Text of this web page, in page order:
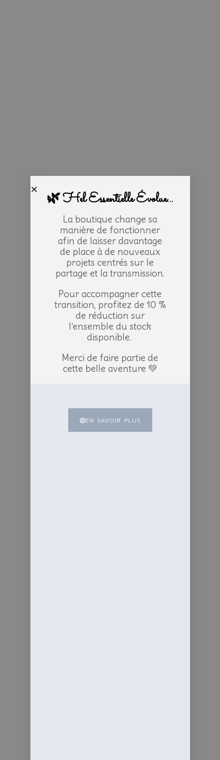
🌿 Hel Essentielle Évolue...
La boutique change sa
manière de fonctionner
afin de laisser davantage
de place à de nouveaux
projets centrés sur le
partage et la transmission.
Pour accompagner cette
transition, profitez de 10 %
de réduction sur
l’ensemble du stock
disponible.
Merci de faire partie de
cette belle aventure 💚
EN SAVOIR PLUS